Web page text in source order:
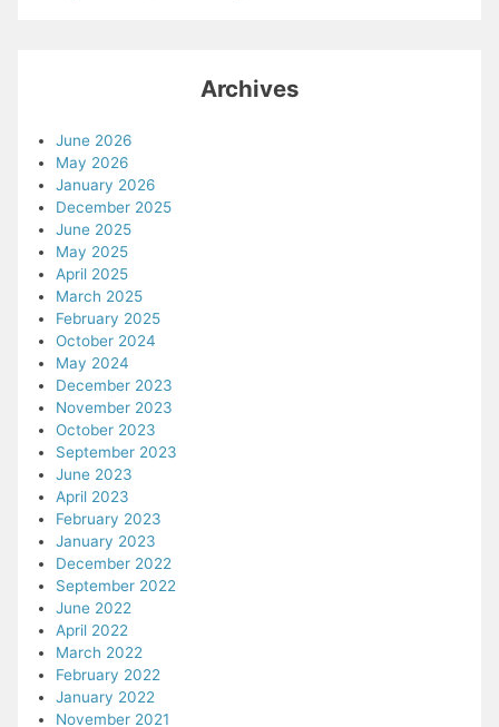
Archives
June 2026
May 2026
January 2026
December 2025
June 2025
May 2025
April 2025
March 2025
February 2025
October 2024
May 2024
December 2023
November 2023
October 2023
September 2023
June 2023
April 2023
February 2023
January 2023
December 2022
September 2022
June 2022
April 2022
March 2022
February 2022
January 2022
November 2021